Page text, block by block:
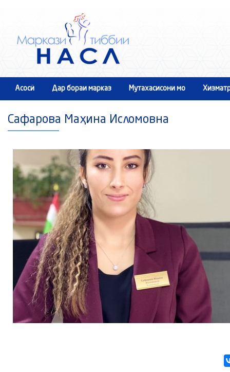
Асосӣ Дар бораи марказ Мутахасисони мо
Сафарова Маҳина Исломовна